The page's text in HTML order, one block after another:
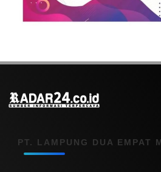
PT. LAMPUNG DUA EMPAT